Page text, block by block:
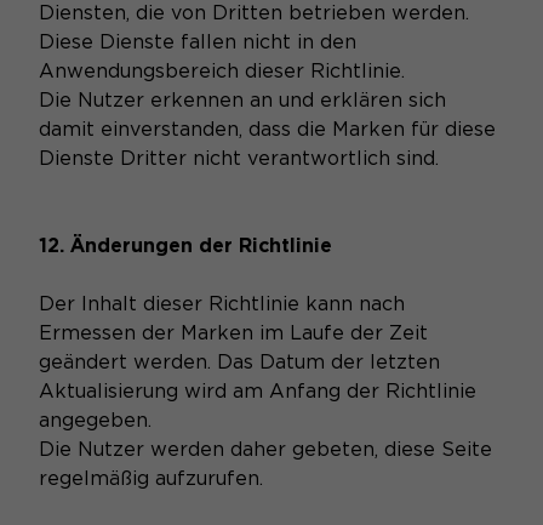
Diensten, die von Dritten betrieben werden.
Diese Dienste fallen nicht in den
Anwendungsbereich dieser Richtlinie.
Die Nutzer erkennen an und erklären sich
damit einverstanden, dass die Marken für diese
Dienste Dritter nicht verantwortlich sind.
12. Änderungen der Richtlinie
Der Inhalt dieser Richtlinie kann nach
Ermessen der Marken im Laufe der Zeit
geändert werden. Das Datum der letzten
Aktualisierung wird am Anfang der Richtlinie
angegeben.
Die Nutzer werden daher gebeten, diese Seite
regelmäßig aufzurufen.